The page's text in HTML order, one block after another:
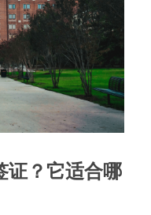
证？它适合哪